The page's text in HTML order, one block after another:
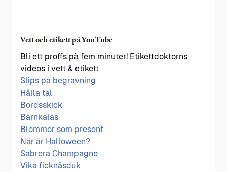
Vett och etikett på YouTube
Bli ett proffs på fem minuter! Etikettdoktorns
videos i vett & etikett
Slips på begravning
Hålla tal
Bordsskick
Barnkalas
Blommor som present
När är Halloween?
Sabrera Champagne
Vika ficknäsduk